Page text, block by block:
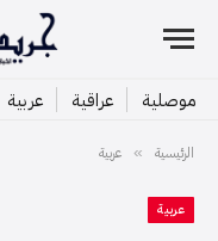
موصلية عراقية عربية
الرئيسية » عربية
عربية